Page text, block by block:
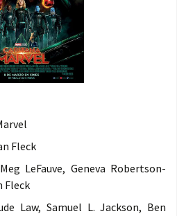
Fleck
LeFauve, Geneva Robertson-
Fleck
Law, Samuel L. Jackson, Ben